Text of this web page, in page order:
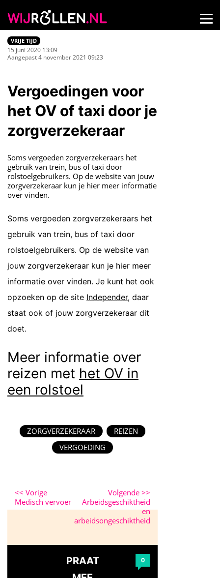
VRIJE TIJD
15 juni 2020 13:09
Aangepast 4 november 2021 09:23
Vergoedingen voor
het OV of taxi door je
zorgverzekeraar
Soms vergoeden zorgverzekeraars het
gebruik van trein, bus of taxi door
rolstoelgebruikers. Op de website van jouw
zorgverzekeraar kun je hier meer informatie
over vinden.
Soms vergoeden zorgverzekeraars het
gebruik van trein, bus of taxi door
rolstoelgebruikers. Op de website van
jouw zorgverzekeraar kun je hier meer
informatie over vinden. Je kunt het ook
opzoeken op de site Independer, daar
staat ook of jouw zorgverzekeraar dit
doet.
Meer informatie over
reizen met het OV in
een rolstoel
ZORGVERZEKERAAR
REIZEN
VERGOEDING
<< Vorige
Medisch vervoer
Volgende >>
Arbeidsgeschiktheid
en
arbeidsongeschiktheid
PRAAT
0